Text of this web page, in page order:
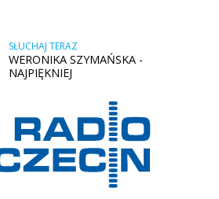
SŁUCHAJ TERAZ
WERONIKA SZYMAŃSKA -
NAJPIĘKNIEJ